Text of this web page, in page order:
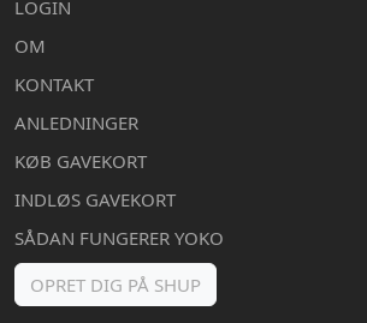
LOGIN
OM
KONTAKT
ANLEDNINGER
KØB GAVEKORT
INDLØS GAVEKORT
SÅDAN FUNGERER YOKO
OPRET DIG PÅ SHUP